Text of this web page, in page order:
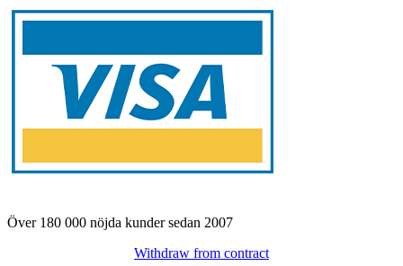
Över 180 000 nöjda kunder sedan 2007
Withdraw from contract